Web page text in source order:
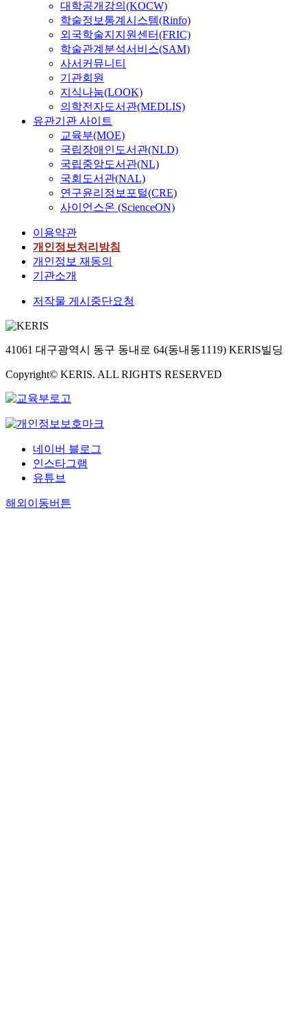
대학공개강의(KOCW)
학술정보통계시스템(Rinfo)
외국학술지지원센터(FRIC)
학술관계분석서비스(SAM)
사서커뮤니티
기관회원
지식나눔(LOOK)
의학전자도서관(MEDLIS)
유관기관 사이트
교육부(MOE)
국립장애인도서관(NLD)
국립중앙도서관(NL)
국회도서관(NAL)
연구윤리정보포털(CRE)
사이언스온 (ScienceON)
이용약관
개인정보처리방침
개인정보 재동의
기관소개
저작물 게시중단요청
41061 대구광역시 동구 동내로 64(동내동1119) KERIS빌딩
Copyright© KERIS. ALL RIGHTS RESERVED
네이버 블로그
인스타그램
유튜브
해외이동버튼